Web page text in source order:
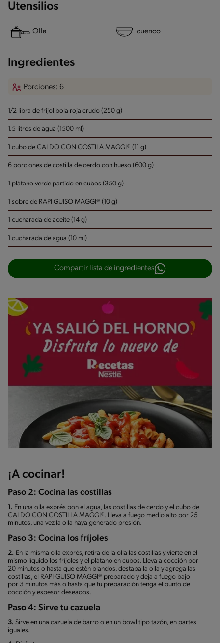
Utensilios
Olla cuenco
Ingredientes
Porciones: 6
1/2 libra de frijol bola roja crudo (250 g)
1.5 litros de agua (1500 ml)
1 cubo de CALDO CON COSTILA MAGGI® (11 g)
6 porciones de costilla de cerdo con hueso (600 g)
1 plátano verde partido en cubos (350 g)
1 sobre de RAPI GUISO MAGGI® (10 g)
1 cucharada de aceite (14 g)
1 cucharada de agua (10 ml)
Compartir lista de ingredientes
¡A cocinar!
Paso 2: Cocina las costillas
1. En una olla exprés pon el agua, las costillas de cerdo y el cubo de
CALDO CON COSTILLA MAGGI®. Lleva a fuego medio alto por 25
minutos, una vez la olla haya generado presión.
Paso 3: Cocina los fríjoles
2. En la misma olla exprés, retira de la olla las costillas y vierte en el
mismo líquido los fríjoles y el plátano en cubos. Lleva a cocción por
20 minutos o hasta que estén blandos, destapa la olla y agrega las
costillas, el RAPI-GUISO MAGGI® preparado y deja a fuego bajo
por 3 minutos más o hasta que tu preparación tenga el punto de
cocción y espesor deseados.
Paso 4: Sirve tu cazuela
3. Sirve en una cazuela de barro o en un bowl tipo tazón, en partes
iguales.